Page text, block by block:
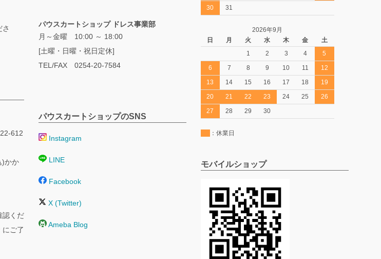
さ
パウスカートショップ ドレス事業部
月～金曜 10:00 ～ 18:00
[土曜・日曜・祝日定休]
TEL/FAX 0254-20-7584
30
31
2026年9月
日
月 火 水 木 金
土
1
2 3 4
5
6
7 8 9 10 11
12
13
14 15 16 17 18
19
20
21 22 23 24 25
26
27
28 29 30
：休業日
612
)かか
認くだ
にご了
パウスカートショップのSNS
Instagram
LINE
Facebook
X (Twitter)
Ameba Blog
モバイルショップ